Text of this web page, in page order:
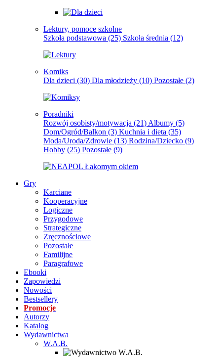
Lektury, pomoce szkolne
Szkoła podstawowa (25) Szkoła średnia (12)
Komiks
Dla dzieci (30) Dla młodzieży (10) Pozostałe (2)
Poradniki
Rozwój osobisty/motywacja (21) Albumy (5)
Dom/Ogród/Balkon (3) Kuchnia i dieta (35)
Moda/Uroda/Zdrowie (13) Rodzina/Dziecko (9)
Hobby (25) Pozostałe (9)
Gry
Karciane
Kooperacyjne
Logiczne
Przygodowe
Strategiczne
Zręcznościowe
Pozostałe
Familijne
Paragrafowe
Ebooki
Zapowiedzi
Nowości
Bestsellery
Promocje
Autorzy
Katalog
Wydawnictwa
W.A.B.